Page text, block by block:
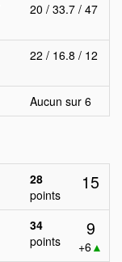
20 / 33.7 / 47
22 / 16.8 / 12
Aucun sur 6
28
points
15
34
points
9
+6▲